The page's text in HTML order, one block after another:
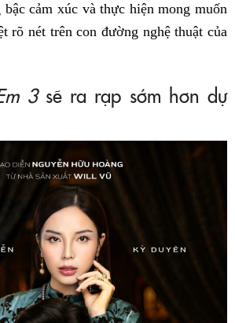
bậc cảm xúc và thực hiện mong muốn
rõ nét trên con đường nghệ thuật của
3 sẽ ra rạp sớm hơn dự